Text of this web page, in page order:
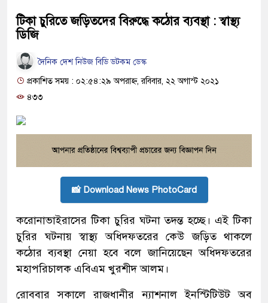
টিকা চুরিতে জড়িতদের বিরুদ্ধে কঠোর ব্যবস্থা : স্বাস্থ্য
ডিজি
দৈনিক দেশ নিউজ বিডি ডটকম ডেস্ক
প্রকাশিত সময় : ০২:৫৪:২৯ অপরাহ্ন, রবিবার, ২২ অগাস্ট ২০২১
৪৩৩
📸 Download News PhotoCard
করোনাভাইরাসের টিকা চুরির ঘটনা তদন্ত হচ্ছে। এই টিকা
চুরির ঘটনায় স্বাস্থ্য অধিদফতরের কেউ জড়িত থাকলে
কঠোর ব্যবস্থা নেয়া হবে বলে জানিয়েছেন অধিদফতরের
মহাপরিচালক এবিএম খুরশীদ আলম।
রোববার সকালে রাজধানীর ন্যাশনাল ইনস্টিটিউট অব